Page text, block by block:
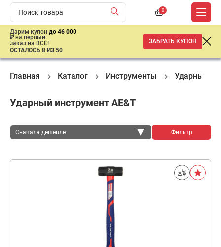
0
Дарим купон до 46 000
₽ на первый
заказ на ВСЕ!
ОСТАЛОСЬ 8 ИЗ 50
ЗАБРАТЬ КУПОН
Главная Каталог Инструменты Ударный
Ударный инструмент AE&T
Сначала дешевле Фильтр